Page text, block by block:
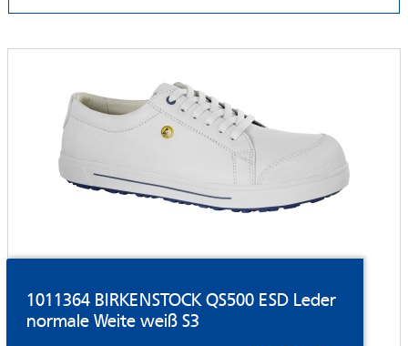
1011364 BIRKENSTOCK QS500 ESD Leder
normale Weite weiß S3